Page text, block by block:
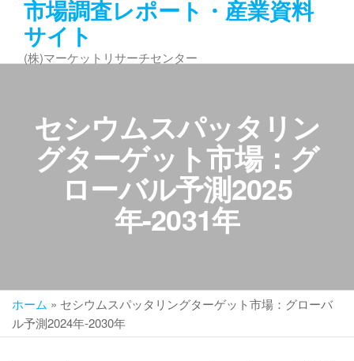
ン
市場調査レポート・産業資料
サイト
(株)マーケットリサーチセンター
セシウムスパッタリン
グターゲット市場：グ
ローバル予測2025
年-2031年
ホーム » セシウムスパッタリングターゲット市場：グローバ
ル予測2024年-2030年